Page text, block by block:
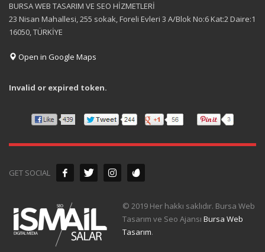
BURSA WEB TASARIM VE SEO HİZMETLERİ
23 Nisan Mahallesi, 255 sokak, Foreli Evleri 3 A/Blok No:6 Kat:2 Daire:1
16050, TÜRKİYE
Open in Google Maps
Invalid or expired token.
GET SOCIAL
© 2019 Her hakkı saklıdır. Bursa Web
Tasarım ve Seo Ajansı Bursa Web
Tasarım.